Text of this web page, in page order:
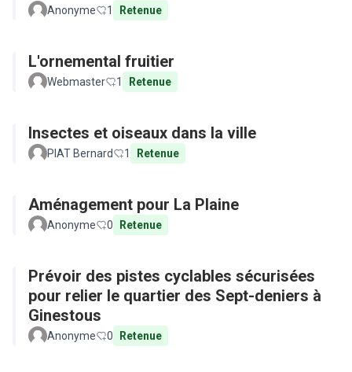
Anonyme 1 Retenue
L'ornemental fruitier
Webmaster 1 Retenue
Insectes et oiseaux dans la ville
PIAT Bernard 1 Retenue
Aménagement pour La Plaine
Anonyme 0 Retenue
Prévoir des pistes cyclables sécurisées
pour relier le quartier des Sept-deniers à
Ginestous
Anonyme 0 Retenue